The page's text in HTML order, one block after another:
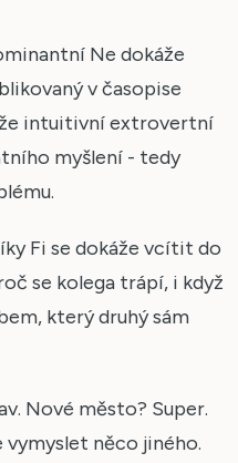
Ne dokáže
v časopise
že intuitivní extrovertní
myšlení - tedy
Fi se dokáže vcítit do
se kolega trápí, i když
který druhý sám
Nové město? Super.
vymyslet něco jiného.